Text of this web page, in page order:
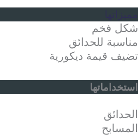
شكل فخم
مناسبة للحدائق
تضيف قيمة ديكورية
استخداماتها
الحدائق
المسابح